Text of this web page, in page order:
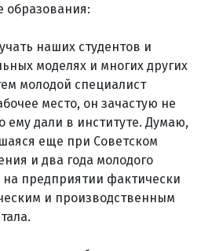
образования:
наших студентов и
моделях и многих других
молодой специалист
место, он зачастую не
ему дали в институте. Думаю,
еще при Советском
и два года молодого
на предприятии фактически
и производственным